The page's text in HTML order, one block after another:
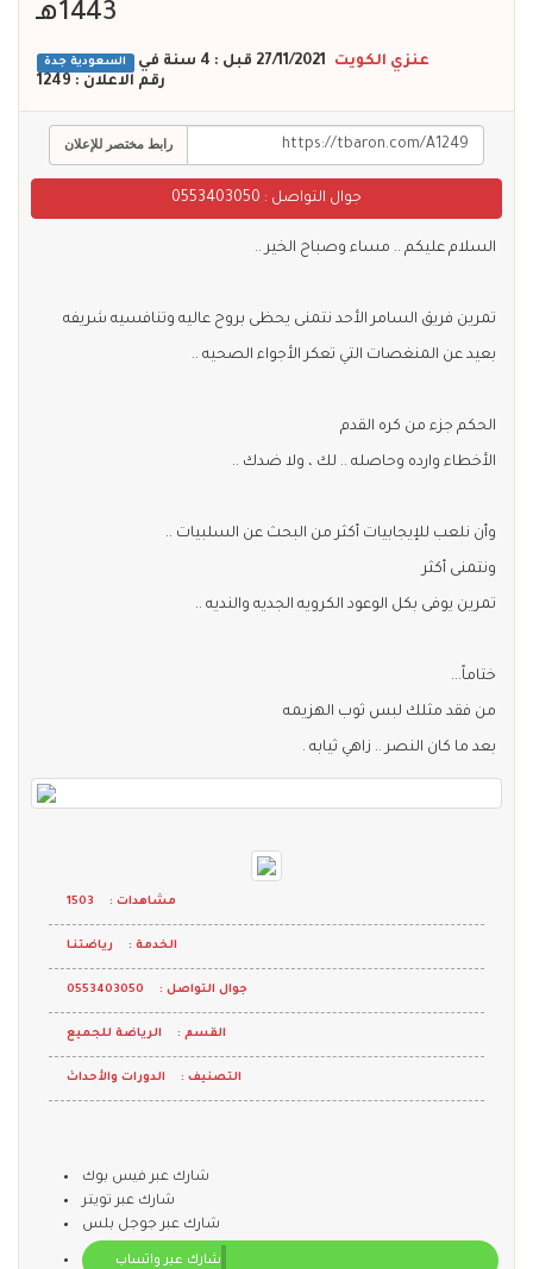
1443هـ
عنزي الكويت 27/11/2021 قبل : 4 سنة في السعودية جدة
رقم الاعلان : 1249
رابط مختصر للإعلان
جوال التواصل : 0553403050
السلام عليكم .. مساء وصباح الخير ..
تمرين فريق السامر الأحد نتمنى يحظى بروح عاليه وتنافسيه شريفه
بعيد عن المنغصات التي تعكر الأجواء الصحيه ..
الحكم جزء من كره القدم
الأخطاء وارده وحاصله .. لك ، ولا ضدك ..
وأن نلعب للإيجابيات أكثر من البحث عن السلبيات ..
ونتمنى أكثر
تمرين يوفى بكل الوعود الكرويه الجديه والنديه ..
ختاماً...
من فقد مثلك لبس ثوب الهزيمه
بعد ما كان النصر .. زاهي ثيابه .
مشاهدات : 1503
الخدمة : رياضتنـا
جوال التواصل : 0553403050
القسم : الرياضة للجميع
التصنيف : الدورات والأحداث
شارك عبر فيس بوك
شارك عبر تويتر
شارك عبر جوجل بلس
شارك عبر واتساب